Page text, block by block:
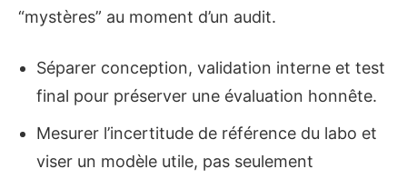
“mystères” au moment d’un audit.
Séparer conception, validation interne et test
final pour préserver une évaluation honnête.
Mesurer l’incertitude de référence du labo et
viser un modèle utile, pas seulement